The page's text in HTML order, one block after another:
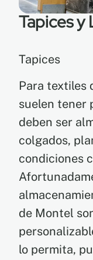
Tapices y
Tapices
Para textiles
suelen tener
deben ser
colgados,
condiciones
de Montel
lo permita,